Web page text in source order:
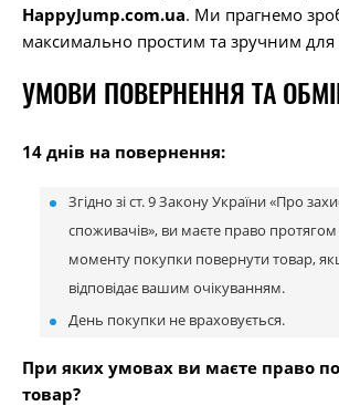
HappyJump.com.ua. Ми прагнемо
максимально простим та зручним для
УМОВИ ПОВЕРНЕННЯ ТА
14 днів на повернення:
Згідно зі ст. 9 Закону України «Про
споживачів», ви маєте право протягом
моменту покупки повернути товар,
відповідає вашим очікуванням.
День покупки не враховується.
При яких умовах ви маєте право
товар?